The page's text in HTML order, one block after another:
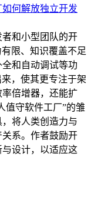
何解放独立开发
和小型团队的开
限、知识覆盖不足
和自动调试等功
，使其更专注于架
倍增器，还能扩
值守软件工厂”的雏
将人类创造力与
系。作者鼓励开
设计，以适应这